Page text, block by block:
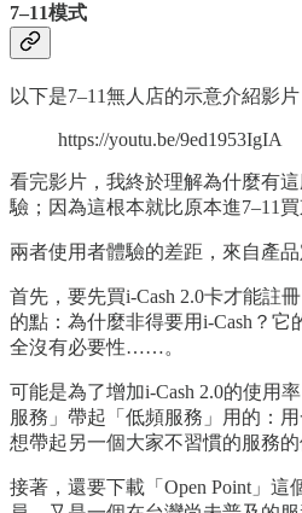
7–11模式
以下是7–11無人店的示意介紹影片
https://youtu.be/9ed1953IgIA
看完影片，我終於理解為什麼有
驗；因為這根本就比原本進7–11買
兩者使用者體驗的差距，來自產品
首先，要先買i-Cash 2.0卡才能註
的點：為什麼非得要用i-Cash？
全沒有必要性……。
可能是為了增加i-Cash 2.0的使用
服務」帶起「低頻服務」用的：
想帶起另一個大家不習慣的服務
接著，還要下載「Open Point」這